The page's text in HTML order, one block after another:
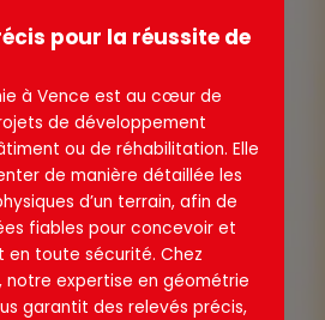
pour la réussite de
à Vence est au cœur de
de développement
ou de réhabilitation. Elle
de manière détaillée les
d’un terrain, afin de
fiables pour concevoir et
en toute sécurité. Chez
notre expertise en géométrie
garantit des relevés précis,